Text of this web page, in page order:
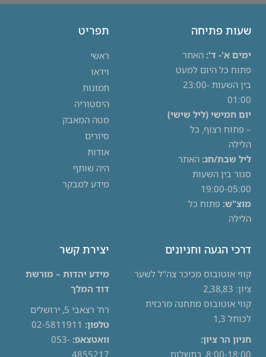
שעות פתיחה
ימים א'- ד': האתר
פתוח כל היום למעט
בין השעות 23:00-
01:00
יום חמישי (ליל שישי)
– פתוח רצוף, כל
הלילה
ליל שבת/חג: האתר
סגור בין השעות
19:00-05:00
מוצ"ש: פתוח כל
הלילה
תפריט
ראשי
וידאו
תמונות
היסטוריה
מטה המאבק
סיורים
אודות
היה שותף
מידע למבקר
דרכי הגעה וחניונים
קווי אוטובוס מכיכר צה"ל לשער
ציון: 2,38,83
קווי אוטובוס מתחנה מרכזית
לכותל 1,3
חניון הר ציון:
8:00-18:00, בתשלום
יצירת קשר
מידע יהדות – מורשת
דוד המלך
רח' רצאבי 5, ירושלים
טלפון:
וואטצאפ: 053-
4855217